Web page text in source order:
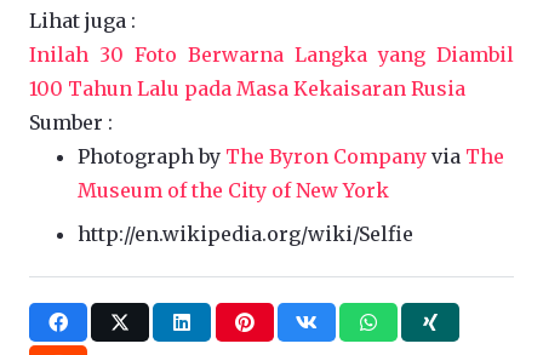
Lihat juga :
Inilah 30 Foto Berwarna Langka yang Diambil
100 Tahun Lalu pada Masa Kekaisaran Rusia
Sumber :
Photograph by The Byron Company via The
Museum of the City of New York
http://en.wikipedia.org/wiki/Selfie